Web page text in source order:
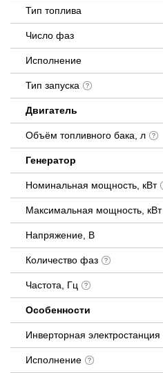
Тип топлива
Число фаз
Исполнение
Тип запуска
Двигатель
Объём топливного бака, л
Генератор
Номинальная мощность, кВт
Максимальная мощность, кВт
Напряжение, В
Количество фаз
Частота, Гц
Особенности
Инверторная электростанция
Исполнение